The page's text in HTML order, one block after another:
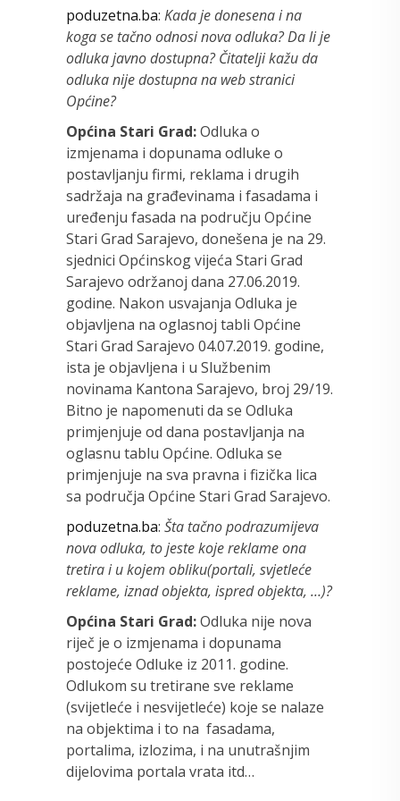
poduzetna.ba: Kada je donesena i na
koga se tačno odnosi nova odluka? Da li je
odluka javno dostupna? Čitatelji kažu da
odluka nije dostupna na web stranici
Općine?
Općina Stari Grad:Odluka o
izmjenama i dopunama odluke o
postavljanju firmi, reklama i drugih
sadržaja na građevinama i fasadama i
uređenju fasada na području Općine
Stari Grad Sarajevo, donešena je na 29.
sjednici Općinskog vijeća Stari Grad
Sarajevo održanoj dana 27.06.2019.
godine. Nakon usvajanja Odluka je
objavljena na oglasnoj tabli Općine
Stari Grad Sarajevo 04.07.2019. godine,
ista je objavljena i u Službenim
novinama Kantona Sarajevo, broj 29/19.
Bitno je napomenuti da se Odluka
primjenjuje od dana postavljanja na
oglasnu tablu Općine. Odluka se
primjenjuje na sva pravna i fizička lica
sa područja Općine Stari Grad Sarajevo.
poduzetna.ba: Šta tačno podrazumijeva
nova odluka, to jeste koje reklame ona
tretira i u kojem obliku(portali, svjetleće
reklame, iznad objekta, ispred objekta, …)?
Općina Stari Grad:Odluka nije nova
riječ je o izmjenama i dopunama
postojeće Odluke iz 2011. godine.
Odlukom su tretirane sve reklame
(svijetleće i nesvijetleće) koje se nalaze
na objektima i to na fasadama,
portalima, izlozima, i na unutrašnjim
dijelovima portala vrata itd…